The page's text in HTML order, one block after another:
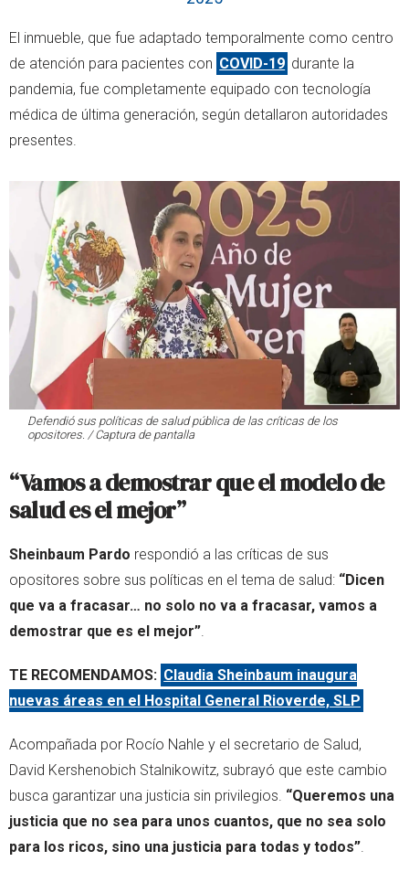
El inmueble, que fue adaptado temporalmente como centro
de atención para pacientes con COVID-19 durante la
pandemia, fue completamente equipado con tecnología
médica de última generación, según detallaron autoridades
presentes.
Defendió sus políticas de salud pública de las críticas de los
opositores. / Captura de pantalla
“Vamos a demostrar que el modelo de
salud es el mejor”
Sheinbaum Pardo respondió a las críticas de sus
opositores sobre sus políticas en el tema de salud: “Dicen
que va a fracasar… no solo no va a fracasar, vamos a
demostrar que es el mejor”
TE RECOMENDAMOS: Claudia Sheinbaum inaugura
nuevas áreas en el Hospital General Rioverde, SLP
Acompañada por Rocío Nahle y el secretario de Salud,
David Kershenobich Stalnikowitz, subrayó que este cambio
busca garantizar una justicia sin privilegios. “Queremos una
justicia que no sea para unos cuantos, que no sea solo
para los ricos, sino una justicia para todas y todos”